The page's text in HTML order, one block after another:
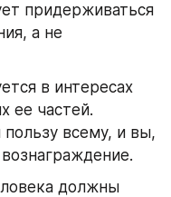
придерживаться
а не
в интересах
ее частей.
пользу всему, и вы,
должны